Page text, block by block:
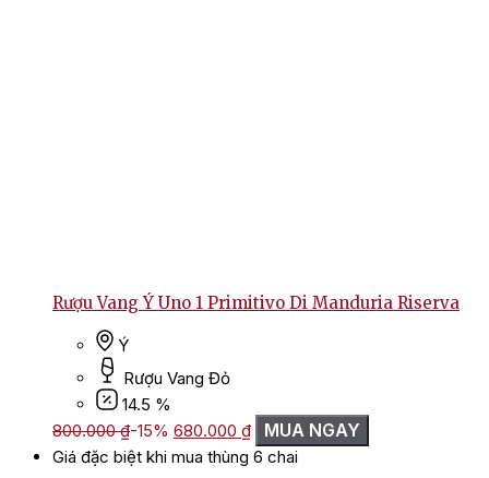
Rượu Vang Ý Uno 1 Primitivo Di Manduria Riserva
Ý
Rượu Vang Đỏ
14.5 %
800.000₫-15% Giá
gốc
là:
680.000 ₫Giá
hiện
tại
MUA NGAY
Giá đặc biệt khi mua thùng 6 chai